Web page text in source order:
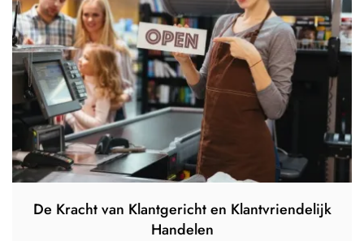
De Kracht van Klantgericht en Klantvriendelijk
Handelen